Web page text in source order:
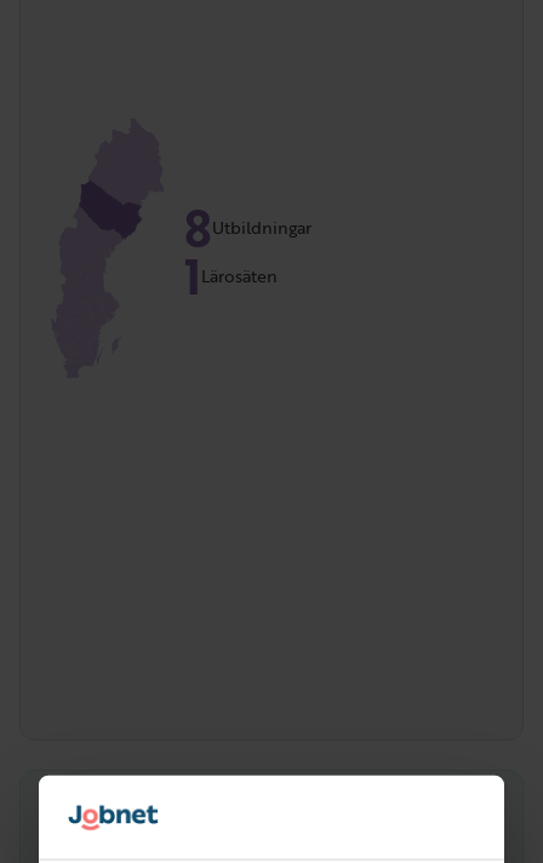
8Utbildningar
1Lärosäten
Vad gör en Gipsgjutare?